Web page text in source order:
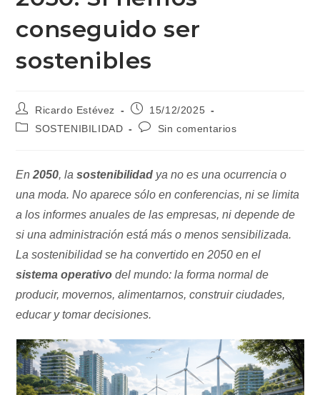
conseguido ser
sostenibles
Autor
de
la
Ricardo Estévez
Publicación
de
15/12/2025
Categoría
SOSTENIBILIDAD
Comentarios
Sin comentarios
En 2050, lasostenibilidad ya no es una ocurrencia o
una moda. No aparece sólo en conferencias, ni se limita
a los informes anuales de las empresas, ni depende de
si una administración está más o menos sensibilizada.
La sostenibilidad se ha convertido en 2050 en el
sistema operativo del mundo: la forma normal de
producir, movernos, alimentarnos, construir ciudades,
educar y tomar decisiones.